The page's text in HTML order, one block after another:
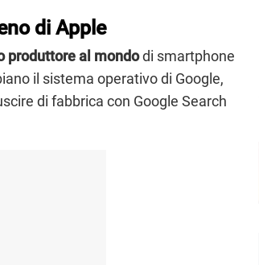
di Apple
produttore al mondodi smartphone
il sistema operativo di Google,
di fabbrica con Google Search